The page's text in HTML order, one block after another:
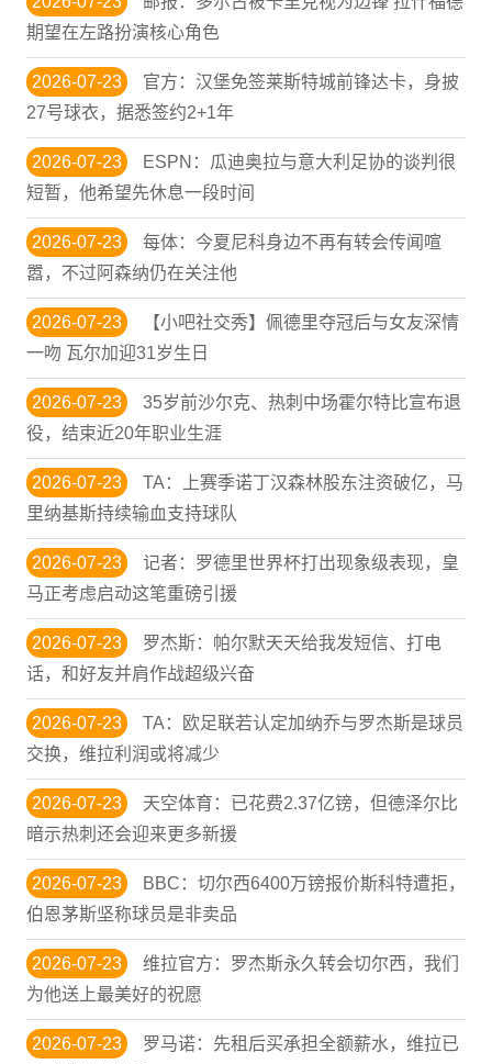
期望在左路扮演核心角色
2026-07-23
官方：汉堡免签莱斯特城前锋达卡，身披
27号球衣，据悉签约2+1年
2026-07-23
ESPN：瓜迪奥拉与意大利足协的谈判很
短暂，他希望先休息一段时间
2026-07-23
每体：今夏尼科身边不再有转会传闻喧
嚣，不过阿森纳仍在关注他
2026-07-23
【小吧社交秀】佩德里夺冠后与女友深情
一吻 瓦尔加迎31岁生日
2026-07-23
35岁前沙尔克、热刺中场霍尔特比宣布退
役，结束近20年职业生涯
2026-07-23
TA：上赛季诺丁汉森林股东注资破亿，马
里纳基斯持续输血支持球队
2026-07-23
记者：罗德里世界杯打出现象级表现，皇
马正考虑启动这笔重磅引援
2026-07-23
罗杰斯：帕尔默天天给我发短信、打电
话，和好友并肩作战超级兴奋
2026-07-23
TA：欧足联若认定加纳乔与罗杰斯是球员
交换，维拉利润或将减少
2026-07-23
天空体育：已花费2.37亿镑，但德泽尔比
暗示热刺还会迎来更多新援
2026-07-23
BBC：切尔西6400万镑报价斯科特遭拒，
伯恩茅斯坚称球员是非卖品
2026-07-23
维拉官方：罗杰斯永久转会切尔西，我们
为他送上最美好的祝愿
2026-07-23
罗马诺：先租后买承担全额薪水，维拉已